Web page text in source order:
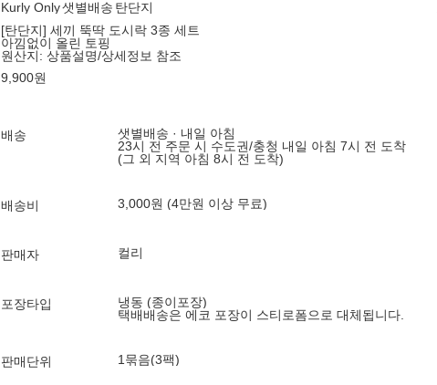
Kurly Only샛별배송 탄단지
[탄단지] 세끼 뚝딱 도시락 3종 세트
아낌없이 올린 토핑
원산지: 상품설명/상세정보 참조
9,900원
배송
샛별배송 · 내일 아침
23시 전 주문 시 수도권/충청 내일 아침 7시 전 도착
(그 외 지역 아침 8시 전 도착)
배송비 3,000원 (4만원 이상 무료)
판매자 컬리
포장타입
냉동 (종이포장)
택배배송은 에코 포장이 스티로폼으로 대체됩니다.
판매단위 1묶음(3팩)